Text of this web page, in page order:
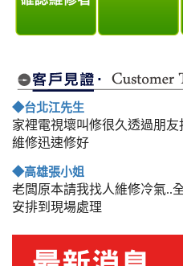
◆台北江先生
家裡電視壞叫修很久透過朋
維修迅速修好
◆高雄張小姐
老闆原本請我找人維修冷氣..
安排到現場處理